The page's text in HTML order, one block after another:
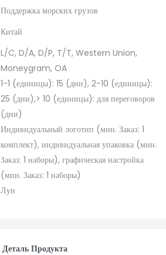
Поддержка морских грузов
Китай
L/C, D/A, D/P, T/T, Western Union,
Moneygram, OA
1-1 (единицы): 15 (дни), 2-10 (единицы):
25 (дни),> 10 (единицы): для переговоров
(дни)
Индивидуальный логотип (мин. Заказ: 1
комплект), индивидуальная упаковка (мин.
Заказ: 1 наборы), графическая настройка
(мин. Заказ: 1 наборы)
Луи
Деталь Продукта